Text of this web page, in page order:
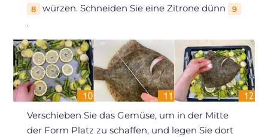
8 würzen. Schneiden Sie eine Zitrone dünn 9
.
Verschieben Sie das Gemüse, um in der Mitte
der Form Platz zu schaffen, und legen Sie dort